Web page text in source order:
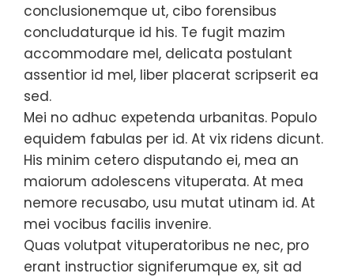
conclusionemque ut, cibo forensibus
concludaturque id his. Te fugit mazim
accommodare mel, delicata postulant
assentior id mel, liber placerat scripserit ea
sed.
Mei no adhuc expetenda urbanitas. Populo
equidem fabulas per id. At vix ridens dicunt.
His minim cetero disputando ei, mea an
maiorum adolescens vituperata. At mea
nemore recusabo, usu mutat utinam id. At
mei vocibus facilis invenire.
Quas volutpat vituperatoribus ne nec, pro
erant instructior signiferumque ex, sit ad